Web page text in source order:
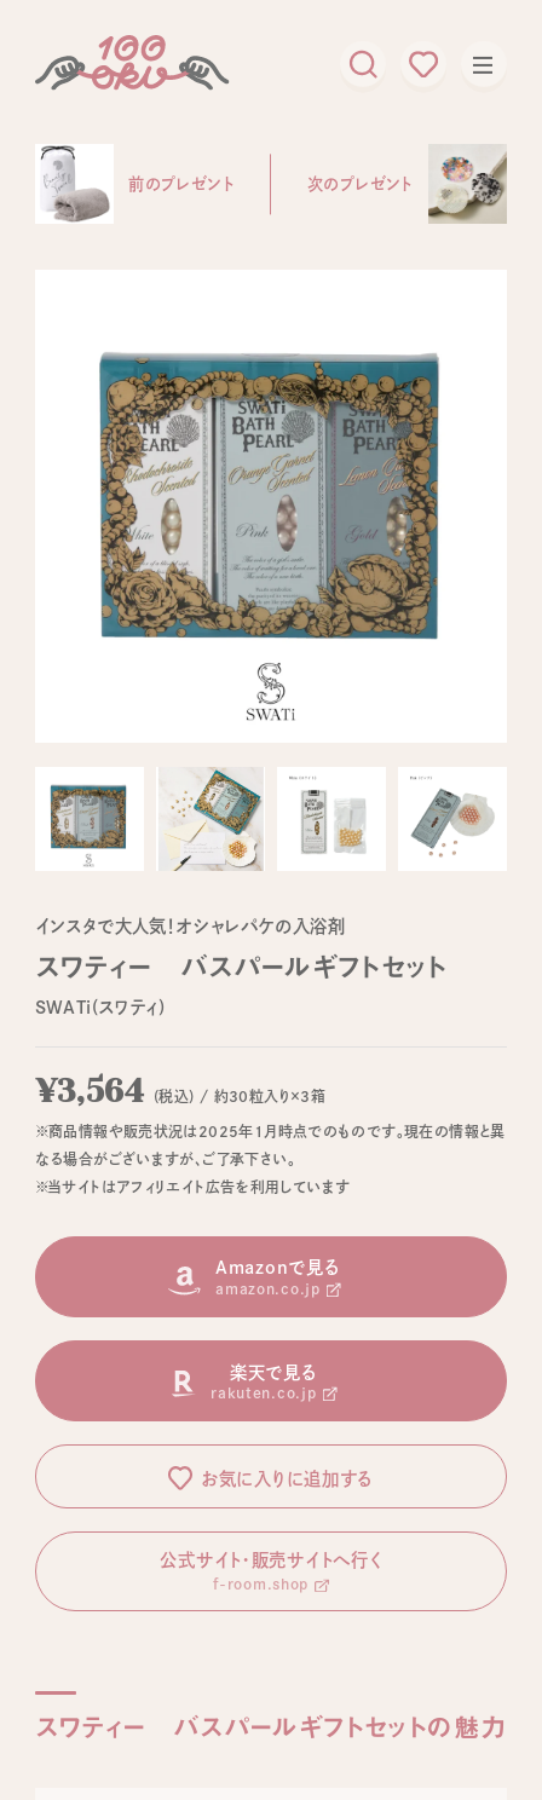
前のプレゼント 次のプレゼント
インスタで大人気！オシャレパケの入浴剤
スワティー バスパールギフトセット
SWATi(スワティ)
¥3,564 (税込) / 約30粒入り×3箱
※商品情報や販売状況は2025年1月時点でのものです。現在の情報と異
なる場合がございますが、ご了承下さい。
※当サイトはアフィリエイト広告を利用しています
Amazonで見る
amazon.co.jp
楽天で見る
rakuten.co.jp
お気に入りに追加する
公式サイト・販売サイトへ行く
f-room.shop
スワティー バスパールギフトセットの魅力